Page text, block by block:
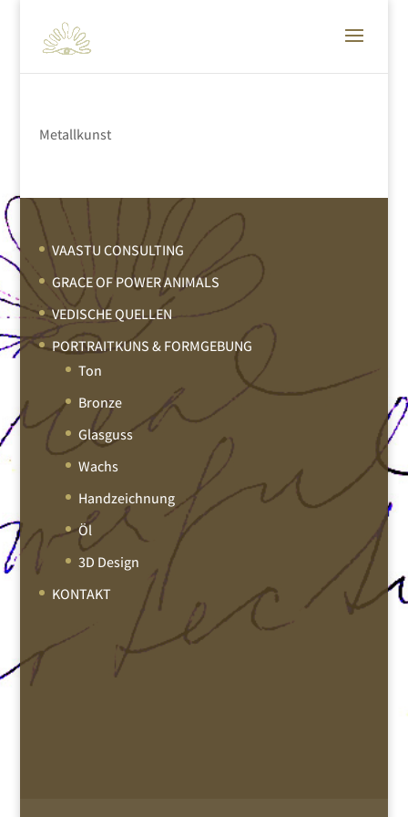
Metallkunst
VAASTU CONSULTING
GRACE OF POWER ANIMALS
VEDISCHE QUELLEN
PORTRAITKUNS & FORMGEBUNG
Ton
Bronze
Glasguss
Wachs
Handzeichnung
Öl
3D Design
KONTAKT